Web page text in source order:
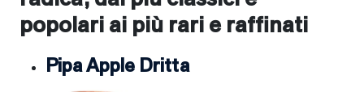
popolari ai più rari e raffinati
Pipa Apple Dritta